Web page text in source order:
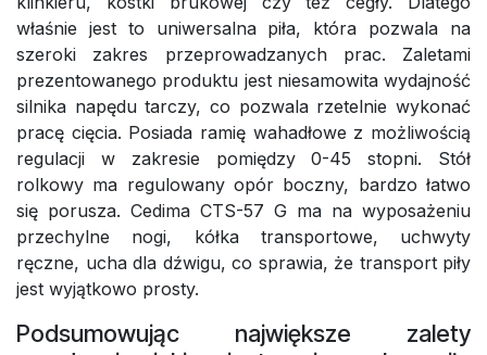
właśnie jest to uniwersalna piła, która pozwala na
szeroki zakres przeprowadzanych prac. Zaletami
prezentowanego produktu jest niesamowita wydajność
silnika napędu tarczy, co pozwala rzetelnie wykonać
pracę cięcia. Posiada ramię wahadłowe z możliwością
regulacji w zakresie pomiędzy 0-45 stopni. Stół
rolkowy ma regulowany opór boczny, bardzo łatwo
się porusza. Cedima CTS-57 G ma na wyposażeniu
przechylne nogi, kółka transportowe, uchwyty
ręczne, ucha dla dźwigu, co sprawia, że transport piły
jest wyjątkowo prosty.
Podsumowując największe zalety